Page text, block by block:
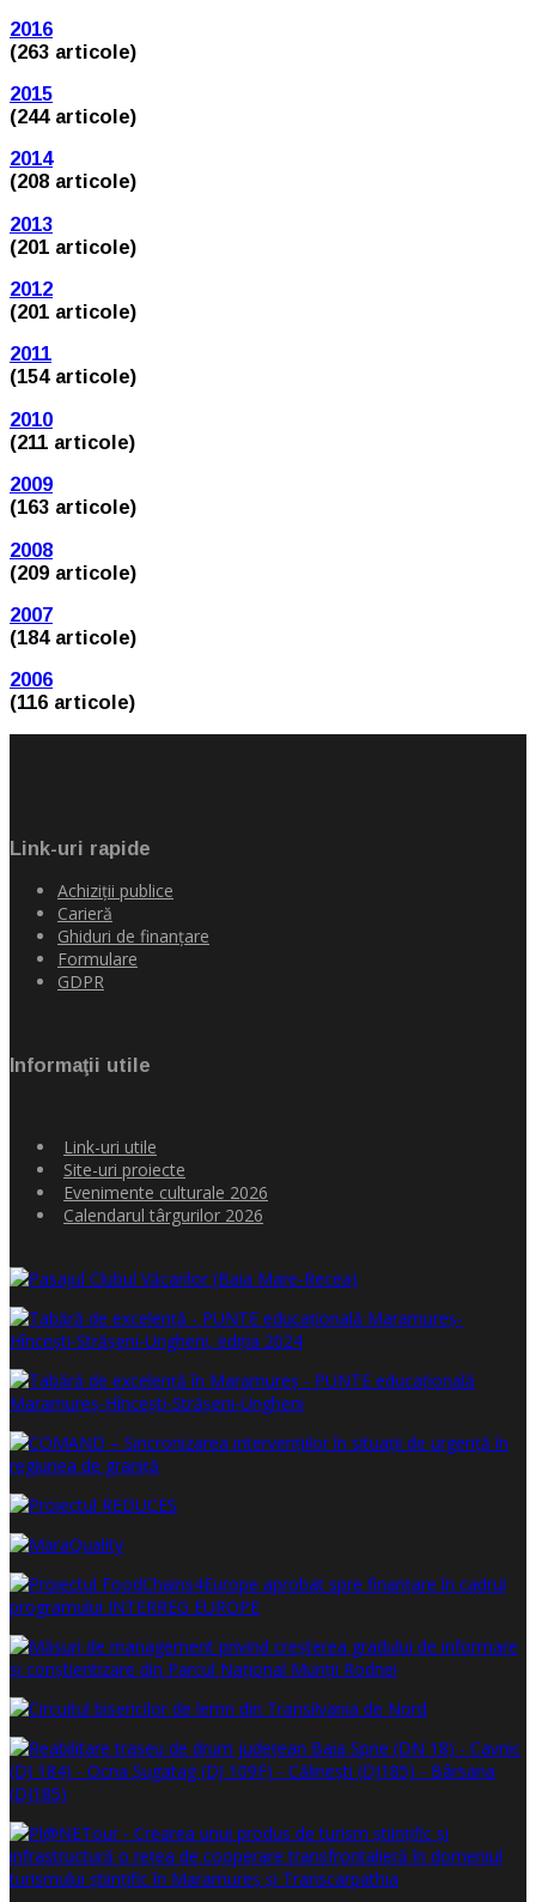
2016
(263 articole)
2015
(244 articole)
2014
(208 articole)
2013
(201 articole)
2012
(201 articole)
2011
(154 articole)
2010
(211 articole)
2009
(163 articole)
2008
(209 articole)
2007
(184 articole)
2006
(116 articole)
Link-uri rapide
Achiziţii publice
Carieră
Ghiduri de finanţare
Formulare
GDPR
Informaţii utile
Link-uri utile
Site-uri proiecte
Evenimente culturale 2026
Calendarul târgurilor 2026